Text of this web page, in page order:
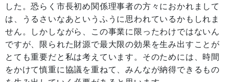
した。恐らく市長初め関係理事者の方々におかれまして
は、うるさいなあというふうに思われているかもしれま
せん。しかしながら、この事業に限ったわけではないん
ですが、限られた財源で最大限の効果を生み出すことが
とても重要だと私は考えています。そのためには、時間
をかけて慎重に協議を重ねて、みんなが納得できるもの